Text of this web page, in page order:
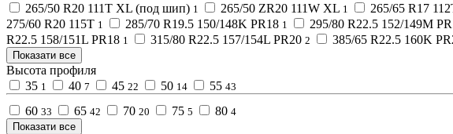
265/50 R20 111T XL (под шип) 1 265/50 ZR20 111W XL 1 265/65 R17
275/60 R20 115T 1 285/70 R19.5 150/148K PR18 1 295/80 R22.5 152/149M
R22.5 158/151L PR18 1 315/80 R22.5 157/154L PR20 2 385/65 R22.5 160K
Показати все
Высота профиля
35 1 40 7 45 22 50 14 55 43
60 33 65 42 70 20 75 5 80 4
Показати все